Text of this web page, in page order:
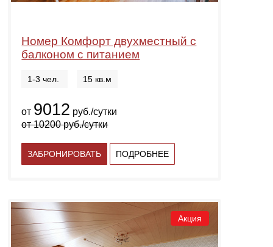
Номер Комфорт двухместный с
балконом с питанием
1-3 чел. 15 кв.м
от 9012 руб./сутки
от10200руб./сутки
ЗАБРОНИРОВАТЬ ПОДРОБНЕЕ
Акция